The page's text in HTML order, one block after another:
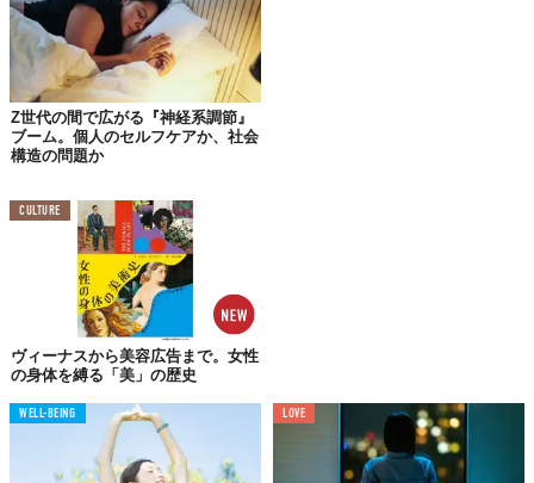
ンフォートネックレスの着用はZ世代流セルフケアの一つとなっ
ている。
しかし、実際に慰めの効果はあるのだろうか？
心理学者によれば、効果は「ある」とのこと。
やものに触れることで、認知行動療法の原理を利用
感覚刺激は脳の関心をそらして不安症状を和らげるのに役立つ
し、センチメンタルな感情はポジティブな記憶や感情を呼び起こ
すらしい。
心理学者のAmelia Thompson氏は、Yahoo!の『In The Know』で
こう語っている。
「Z世代におけるコンフォートネックレスのトレンドは、私たち
の思考（認知）、感情、行動がどのように相互作用しているかに
焦点を当てた、認知行動療法の主要な柱と一致しています」
「ネックレスは、安心感を与え、不安を管理し、気分を高めてく
Z世代の間で広がる『神経系調節』
ブーム。個人のセルフケアか、社会
構造の問題か
CULTURE
ヴィーナスから美容広告まで。女性
の身体を縛る「美」の歴史
WELL-BEING LOVE